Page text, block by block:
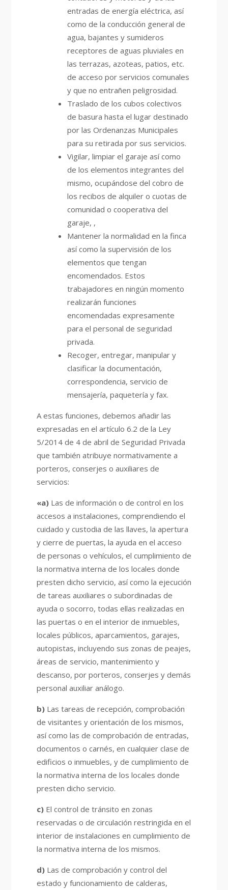
entradas de energía eléctrica, así
como de la conducción general de
agua, bajantes y sumideros
receptores de aguas pluviales en
las terrazas, azoteas, patios, etc.
de acceso por servicios comunales
y que no entrañen peligrosidad.
Traslado de los cubos colectivos
de basura hasta el lugar destinado
por las Ordenanzas Municipales
para su retirada por sus servicios.
Vigilar, limpiar el garaje así como
de los elementos integrantes del
mismo, ocupándose del cobro de
los recibos de alquiler o cuotas de
comunidad o cooperativa del
garaje, ,
Mantener la normalidad en la finca
así como la supervisión de los
elementos que tengan
encomendados. Estos
trabajadores en ningún momento
realizarán funciones
encomendadas expresamente
para el personal de seguridad
privada.
Recoger, entregar, manipular y
clasificar la documentación,
correspondencia, servicio de
mensajería, paquetería y fax.
A estas funciones, debemos añadir las
expresadas en el artículo 6.2 de la Ley
5/2014 de 4 de abril de Seguridad Privada
que también atribuye normativamente a
porteros, conserjes o auxiliares de
servicios:
«a) Las de información o de control en los
accesos a instalaciones, comprendiendo el
cuidado y custodia de las llaves, la apertura
y cierre de puertas, la ayuda en el acceso
de personas o vehículos, el cumplimiento de
la normativa interna de los locales donde
presten dicho servicio, así como la ejecución
de tareas auxiliares o subordinadas de
ayuda o socorro, todas ellas realizadas en
las puertas o en el interior de inmuebles,
locales públicos, aparcamientos, garajes,
autopistas, incluyendo sus zonas de peajes,
áreas de servicio, mantenimiento y
descanso, por porteros, conserjes y demás
personal auxiliar análogo.
b) Las tareas de recepción, comprobación
de visitantes y orientación de los mismos,
así como las de comprobación de entradas,
documentos o carnés, en cualquier clase de
edificios o inmuebles, y de cumplimiento de
la normativa interna de los locales donde
presten dicho servicio.
c)El control de tránsito en zonas
reservadas o de circulación restringida en el
interior de instalaciones en cumplimiento de
la normativa interna de los mismos.
d) Las de comprobación y control del
estado y funcionamiento de calderas,